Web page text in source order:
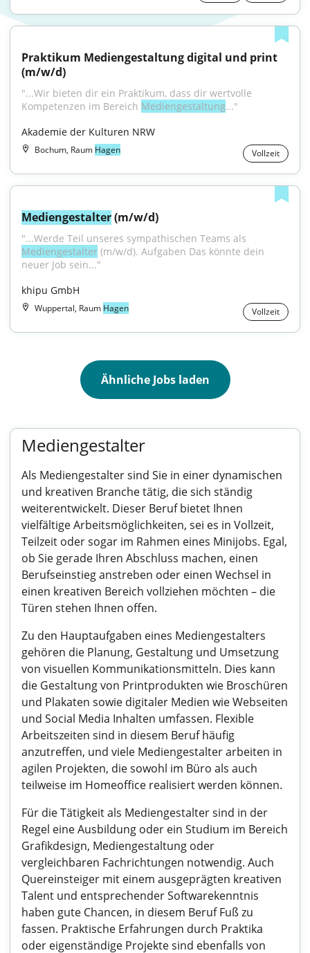
Praktikum Mediengestaltung digital und print
(m/w/d)
"...Wir bieten dir ein Praktikum, dass dir wertvolle
Kompetenzen im Bereich Mediengestaltung..."
Akademie der Kulturen NRW
Bochum, Raum Hagen Vollzeit
Mediengestalter (m/w/d)
Mediengestalter (m/w/d). Aufgaben Das könnte dein
neuer Job sein..."
khipu GmbH
Wuppertal, Raum Hagen Vollzeit
Ähnliche Jobs laden
Mediengestalter
Als Mediengestalter sind Sie in einer dynamischen
und kreativen Branche tätig, die sich ständig
weiterentwickelt. Dieser Beruf bietet Ihnen
vielfältige Arbeitsmöglichkeiten, sei es in Vollzeit,
Teilzeit oder sogar im Rahmen eines Minijobs. Egal,
ob Sie gerade Ihren Abschluss machen, einen
Berufseinstieg anstreben oder einen Wechsel in
einen kreativen Bereich vollziehen möchten – die
Türen stehen Ihnen offen.
Zu den Hauptaufgaben eines Mediengestalters
gehören die Planung, Gestaltung und Umsetzung
von visuellen Kommunikationsmitteln. Dies kann
die Gestaltung von Printprodukten wie Broschüren
und Plakaten sowie digitaler Medien wie Webseiten
und Social Media Inhalten umfassen. Flexible
Arbeitszeiten sind in diesem Beruf häufig
anzutreffen, und viele Mediengestalter arbeiten in
agilen Projekten, die sowohl im Büro als auch
teilweise im Homeoffice realisiert werden können.
Für die Tätigkeit als Mediengestalter sind in der
Regel eine Ausbildung oder ein Studium im Bereich
Grafikdesign, Mediengestaltung oder
vergleichbaren Fachrichtungen notwendig. Auch
Quereinsteiger mit einem ausgeprägten kreativen
Talent und entsprechender Softwarekenntnis
haben gute Chancen, in diesem Beruf Fuß zu
fassen. Praktische Erfahrungen durch Praktika
oder eigenständige Projekte sind ebenfalls von